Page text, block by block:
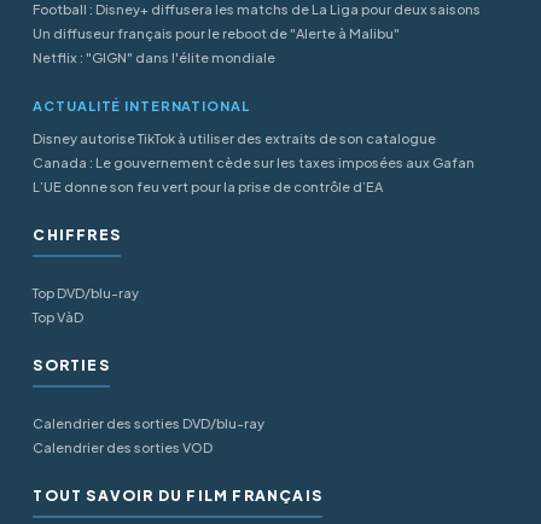
Football : Disney+ diffusera les matchs de La Liga pour deux saisons
Un diffuseur français pour le reboot de "Alerte à Malibu"
Netflix : "GIGN" dans l'élite mondiale
ACTUALITÉ INTERNATIONAL
Disney autorise TikTok à utiliser des extraits de son catalogue
Canada : Le gouvernement cède sur les taxes imposées aux Gafan
L’UE donne son feu vert pour la prise de contrôle d’EA
CHIFFRES
Top DVD/blu-ray
Top VàD
SORTIES
Calendrier des sorties DVD/blu-ray
Calendrier des sorties VOD
TOUT SAVOIR DU FILM FRANÇAIS